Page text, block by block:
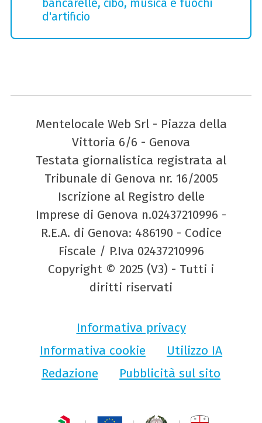
bancarelle, cibo, musica e fuochi
d'artificio
Mentelocale Web Srl - Piazza della
Vittoria 6/6 - Genova
Testata giornalistica registrata al
Tribunale di Genova nr. 16/2005
Iscrizione al Registro delle
Imprese di Genova n.02437210996 -
R.E.A. di Genova: 486190 - Codice
Fiscale / P.Iva 02437210996
Copyright © 2025 (V3) - Tutti i
diritti riservati
Informativa privacy
Informativa cookie
Utilizzo IA
Redazione
Pubblicità sul sito